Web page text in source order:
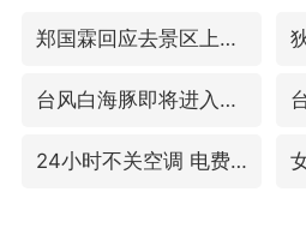
郑国霖回应去景区上班被保安拦下
台风白海豚即将进入48小时警戒线
24小时不关空调 电费会更低吗